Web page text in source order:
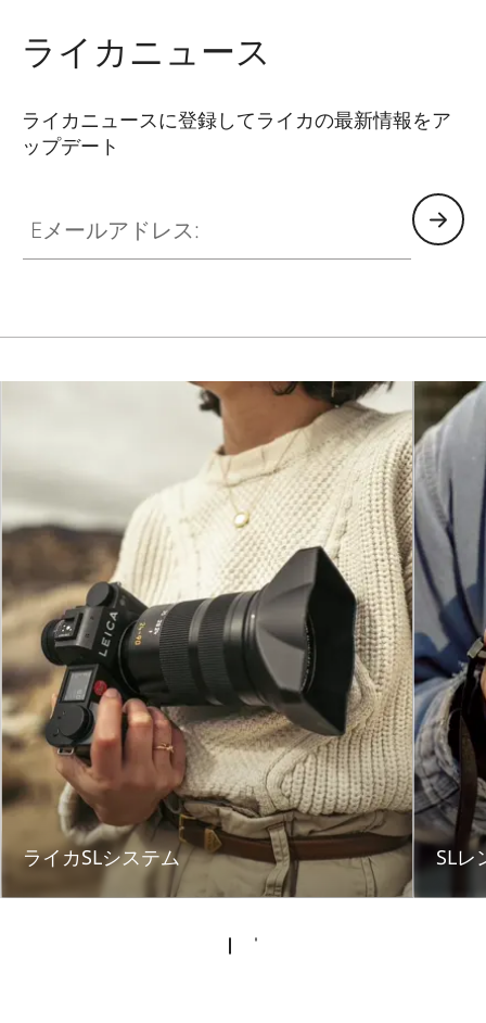
ライカニュース
ライカニュースに登録してライカの最新情報をア
ップデート
ライカSLシステム SLレ